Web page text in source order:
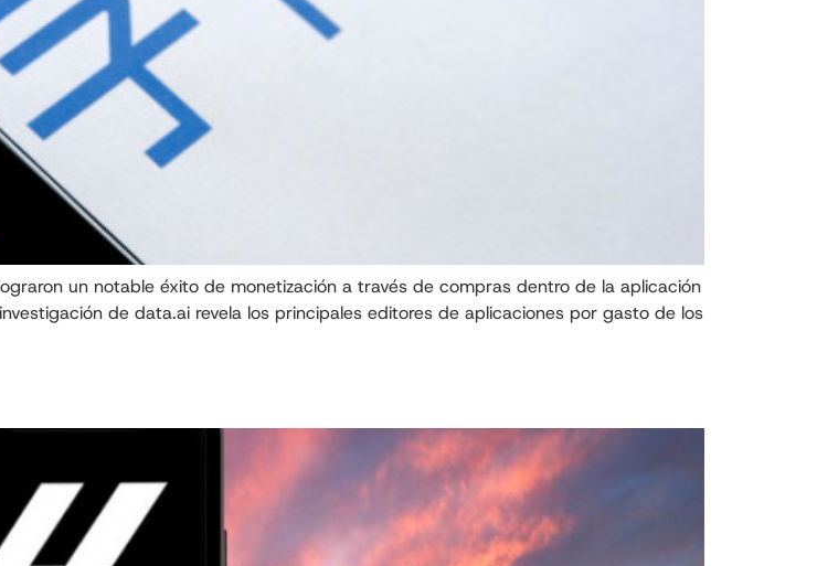
un notable éxito de monetización a través de compras dentro de la aplicación
de data.ai revela los principales editores de aplicaciones por gasto de los